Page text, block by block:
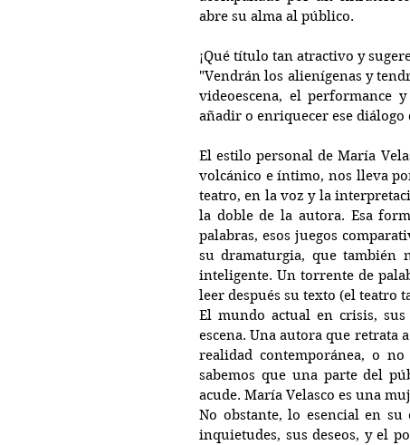
abre su alma al público.
¡Qué título tan atractivo y
"Vendrán los alienígenas y
videoescena, el performance
añadir o enriquecer ese
El estilo personal de María
volcánico e íntimo, nos lleva
teatro, en la voz y la
la doble de la autora. Esa
palabras, esos juegos
su dramaturgia, que también
inteligente. Un torrente de
leer después su texto (el teatro
El mundo actual en crisis,
escena. Una autora que retrata
realidad contemporánea, o
sabemos que una parte del
acude. María Velasco es una
No obstante, lo esencial en
inquietudes, sus deseos, y el